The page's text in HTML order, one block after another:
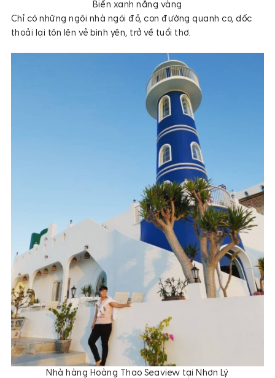
Biển xanh nắng vàng
Chỉ có những ngôi nhà ngói đỏ, con đường quanh co, dốc
thoải lại tôn lên vẻ bình yên, trở về tuổi thơ.
Nhà hàng Hoàng Thao Seaview tại Nhơn Lý